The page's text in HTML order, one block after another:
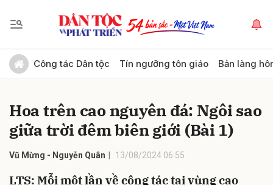
Công tác Dân tộc Tín ngưỡng tôn giáo Bản làng
Hoa trên cao nguyên đá: Ngôi sao
giữa trời đêm biên giới (Bài 1)
Vũ Mừng - Nguyễn Quân 13/08/2024 06:55
LTS: Mỗi một lần về công tác tại vùng cao
Gửi bình luận